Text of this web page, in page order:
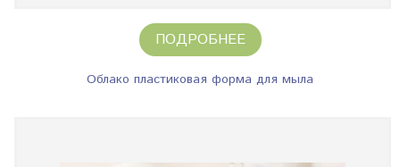
ПОДРОБНЕЕ
Облако пластиковая форма для мыла